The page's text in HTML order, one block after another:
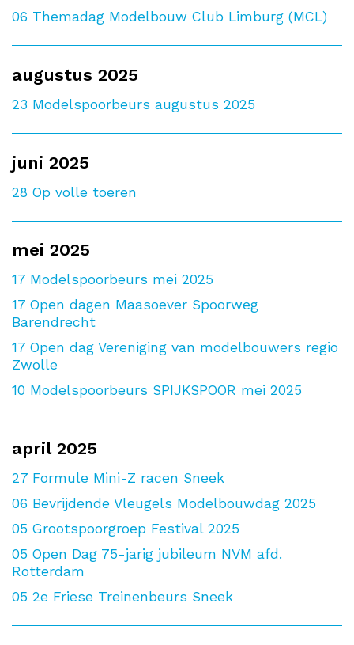
06 Themadag Modelbouw Club Limburg (MCL)
augustus 2025
23 Modelspoorbeurs augustus 2025
juni 2025
28 Op volle toeren
mei 2025
17 Modelspoorbeurs mei 2025
17 Open dagen Maasoever Spoorweg
Barendrecht
17 Open dag Vereniging van modelbouwers regio
Zwolle
10 Modelspoorbeurs SPIJKSPOOR mei 2025
april 2025
27 Formule Mini-Z racen Sneek
06 Bevrijdende Vleugels Modelbouwdag 2025
05 Grootspoorgroep Festival 2025
05 Open Dag 75-jarig jubileum NVM afd.
Rotterdam
05 2e Friese Treinenbeurs Sneek